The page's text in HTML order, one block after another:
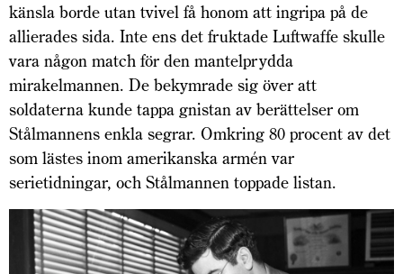
känsla borde utan tvivel få honom att ingripa på de
allierades sida. Inte ens det fruktade Luftwaffe skulle
vara någon match för den mantelprydda
mirakelmannen. De bekymrade sig över att
soldaterna kunde tappa gnistan av berättelser om
Stålmannens enkla segrar. Omkring 80 procent av det
som lästes inom amerikanska armén var
serietidningar, och Stålmannen toppade listan.